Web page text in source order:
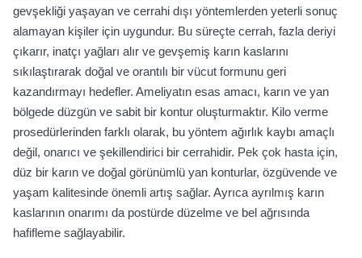
gevşekliği yaşayan ve cerrahi dışı yöntemlerden yeterli sonuç
alamayan kişiler için uygundur. Bu süreçte cerrah, fazla deriyi
çıkarır, inatçı yağları alır ve gevşemiş karın kaslarını
sıkılaştırarak doğal ve orantılı bir vücut formunu geri
kazandırmayı hedefler. Ameliyatın esas amacı, karın ve yan
bölgede düzgün ve sabit bir kontur oluşturmaktır. Kilo verme
prosedürlerinden farklı olarak, bu yöntem ağırlık kaybı amaçlı
değil, onarıcı ve şekillendirici bir cerrahidir. Pek çok hasta için,
düz bir karın ve doğal görünümlü yan konturlar, özgüvende ve
yaşam kalitesinde önemli artış sağlar. Ayrıca ayrılmış karın
kaslarının onarımı da postürde düzelme ve bel ağrısında
hafifleme sağlayabilir.